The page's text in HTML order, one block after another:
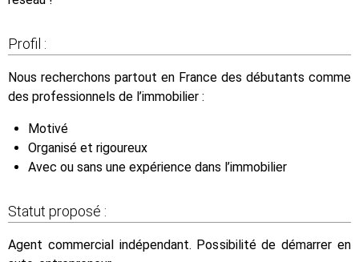
Profil :
Nous recherchons partout en France des débutants comme
des professionnels de l’immobilier :
Motivé
Organisé et rigoureux
Avec ou sans une expérience dans l’immobilier
Statut proposé :
Agent commercial indépendant. Possibilité de démarrer en